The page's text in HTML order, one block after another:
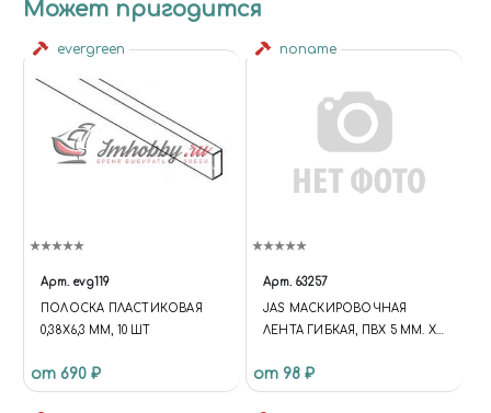
Может пригодится
evergreen
Арт. evg119
ПОЛОСКА ПЛАСТИКОВАЯ
0,38Х6,3 ММ, 10 ШТ
от 690 ₽
noname
Арт. 63257
JAS МАСКИРОВОЧНАЯ
ЛЕНТА ГИБКАЯ, ПВХ 5 ММ. Х
от 98 ₽